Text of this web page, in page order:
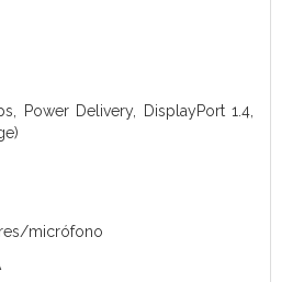
Power Delivery, DisplayPort 1.4,
micrófono